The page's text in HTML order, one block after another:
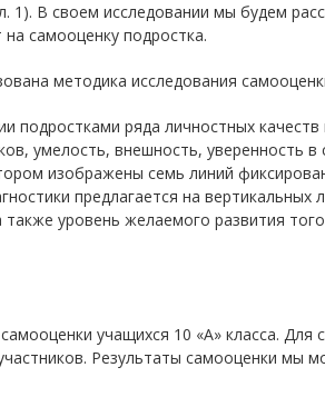
1). В своем исследовании мы будем
самооценку подростка.
методика исследования
ряда личностных качеств
умелость, внешность, уверенность в
изображены семь линий
предлагается на вертикальных
уровень желаемого развития
учащихся 10 «А» класса. Для
Результаты самооценки мы